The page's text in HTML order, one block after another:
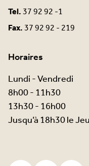
Tel.37 92 92 -1
Fax.37 92 92 - 219
Horaires
Lundi - Vendredi
8h00 - 11h30
13h30 - 16h00
Jusqu’à 18h30 le